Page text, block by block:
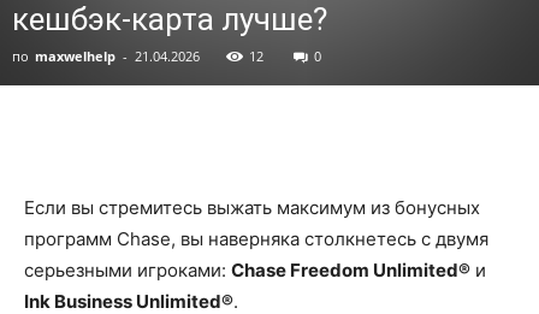
кешбэк-карта лучше?
по maxwelhelp - 21.04.2026 12 0
Если вы стремитесь выжать максимум из бонусных
программ Chase, вы наверняка столкнетесь с двумя
серьезными игроками: Chase Freedom Unlimited® и
Ink Business Unlimited®.